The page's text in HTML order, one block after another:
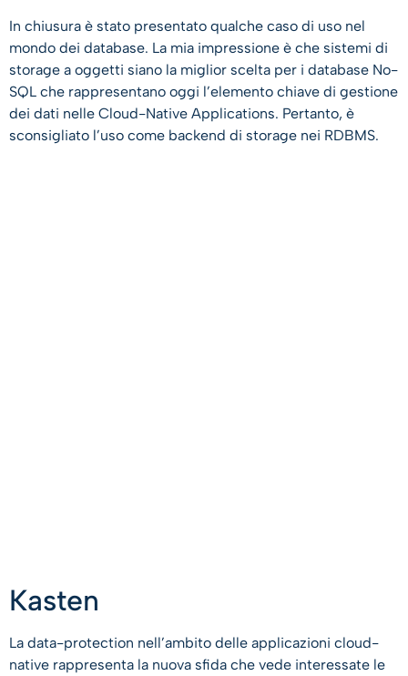
In chiusura è stato presentato qualche caso di uso nel
mondo dei database. La mia impressione è che sistemi di
storage a oggetti siano la miglior scelta per i database No-
SQL che rappresentano oggi l’elemento chiave di gestione
dei dati nelle Cloud-Native Applications. Pertanto, è
sconsigliato l’uso come backend di storage nei RDBMS.
Kasten
La data-protection nell’ambito delle applicazioni cloud-
native rappresenta la nuova sfida che vede interessate le